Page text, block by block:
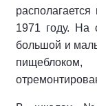
1971 году. На
большой и